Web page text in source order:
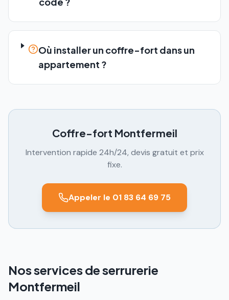
Où installer un coffre-fort dans un
appartement ?
Coffre-fort Montfermeil
Intervention rapide 24h/24, devis gratuit et prix
fixe.
Appeler le 01 83 64 69 75
Nos services de serrurerie
Montfermeil